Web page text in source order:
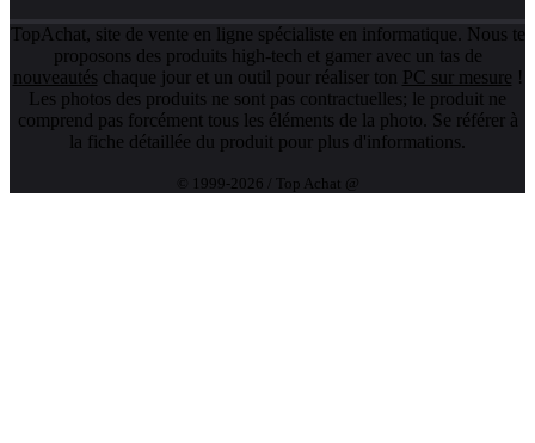
TopAchat, site de vente en ligne spécialiste en informatique. Nous te
proposons des produits high-tech et gamer avec un tas de
nouveautés chaque jour et un outil pour réaliser ton PC sur mesure !
Les photos des produits ne sont pas contractuelles; le produit ne
comprend pas forcément tous les éléments de la photo. Se référer à
la fiche détaillée du produit pour plus d'informations.
© 1999-2026 / Top Achat @